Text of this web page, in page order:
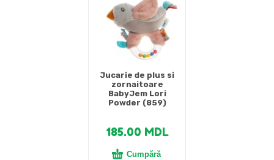
Jucarie de plus si
zornaitoare
BabyJem Lori
Powder (859)
185.00 MDL
Cumpără